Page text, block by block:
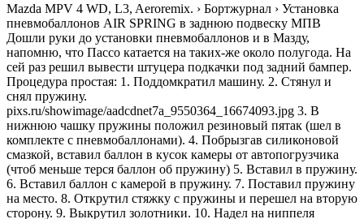
Mazda MPV 4 WD, L3, Aeroremix. › Бортжурнал › Установка
пневмобаллонов AIR SPRING в заднюю подвеску МПВ
Дошли руки до установки пневмобаллонов и в Мазду,
напомню, что Пассо катается на таких-же около полугода. На
сей раз решил вывести штуцера подкачки под задний бампер.
Процедура простая: 1. Поддомкратил машину. 2. Стянул и
снял пружину.
pixs.ru/showimage/aadcdnet7a_9550364_16674093.jpg 3. В
нижнюю чашку пружины положил резиновый пятак (шел в
комплекте с пневмобаллонами). 4. Побрызгав силиконовой
смазкой, вставил баллон в кусок камеры от автопогрузчика
(чтоб меньше терся баллон об пружину) 5. Вставил в пружину.
6. Вставил баллон с камерой в пружину. 7. Поставил пружину
на место. 8. Открутил стяжку с пружины и перешел на вторую
сторону. 9. Выкрутил золотники. 10. Надел на ниппеля